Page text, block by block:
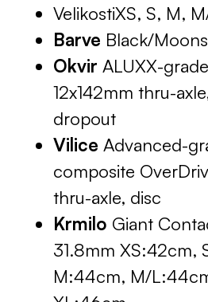
VelikostiXS, S, M,
Barve Black/
Okvir ALUXX-
12x142mm thru-
dropout
Vilice Advanced-
composite
thru-axle, disc
Krmilo Giant
31.8mm XS:42cm,
M:44cm, M/